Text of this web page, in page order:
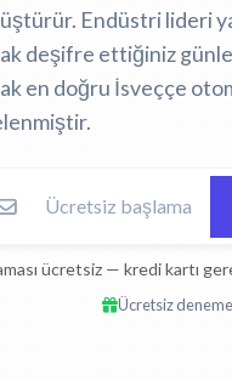
Endüstri lideri
deşifre ettiğiniz
en doğru İsveççe
ücretsiz — kredi kartı
Ücretsiz